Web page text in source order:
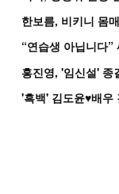
한보름, 비키니 몸